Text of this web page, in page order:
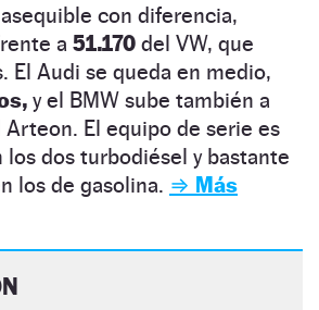
con diferencia,
a 51.170 del VW, que
El Audi se queda en medio,
y el BMW sube también a
El equipo de serie es
dos turbodiésel y bastante
los de gasolina. ⇒ Más